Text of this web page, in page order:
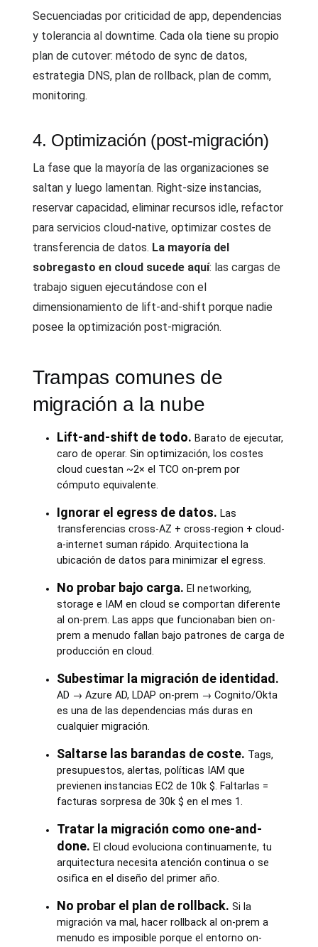
Secuenciadas por criticidad de app, dependencias
y tolerancia al downtime. Cada ola tiene su propio
plan de cutover: método de sync de datos,
estrategia DNS, plan de rollback, plan de comm,
monitoring.
4. Optimización (post-migración)
La fase que la mayoría de las organizaciones se
saltan y luego lamentan. Right-size instancias,
reservar capacidad, eliminar recursos idle, refactor
para servicios cloud-native, optimizar costes de
transferencia de datos. La mayoría del
sobregasto en cloud sucede aquí: las cargas de
trabajo siguen ejecutándose con el
dimensionamiento de lift-and-shift porque nadie
posee la optimización post-migración.
Trampas comunes de
migración a la nube
Lift-and-shift de todo. Barato de ejecutar,
caro de operar. Sin optimización, los costes
cloud cuestan ~2× el TCO on-prem por
cómputo equivalente.
Ignorar el egress de datos. Las
transferencias cross-AZ + cross-region + cloud-
a-internet suman rápido. Arquitectiona la
ubicación de datos para minimizar el egress.
No probar bajo carga. El networking,
storage e IAM en cloud se comportan diferente
al on-prem. Las apps que funcionaban bien on-
prem a menudo fallan bajo patrones de carga de
producción en cloud.
Subestimar la migración de identidad.
AD → Azure AD, LDAP on-prem → Cognito/Okta
es una de las dependencias más duras en
cualquier migración.
Saltarse las barandas de coste. Tags,
presupuestos, alertas, políticas IAM que
previenen instancias EC2 de 10k $. Faltarlas =
facturas sorpresa de 30k $ en el mes 1.
Tratar la migración como one-and-
done. El cloud evoluciona continuamente, tu
arquitectura necesita atención continua o se
osifica en el diseño del primer año.
No probar el plan de rollback. Si la
migración va mal, hacer rollback al on-prem a
menudo es imposible porque el entorno on-